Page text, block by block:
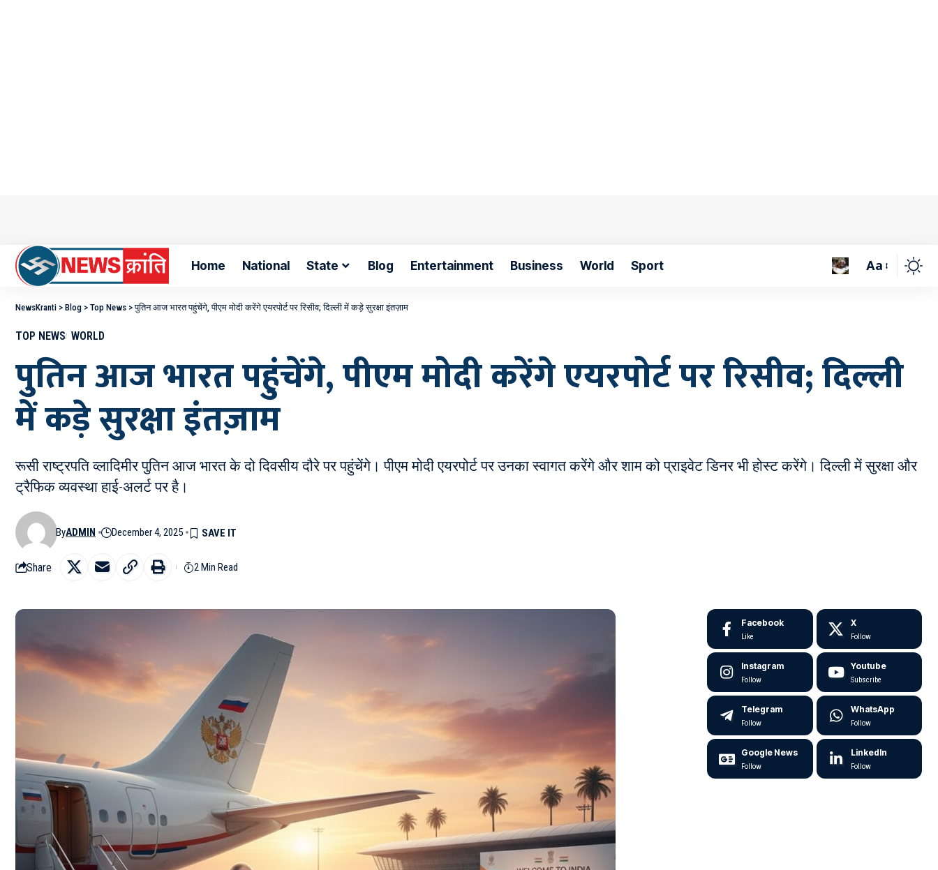
Home National State Blog Entertainment Business World Sport Aa
NewsKranti > Blog > Top News >पुतिन आज भारत पहुंचेंगे, पीएम मोदी करेंगे एयरपोर्ट पर रिसीव; दिल्ली में कड़े सुरक्षा इंतज़ाम
TOP NEWS WORLD
पुतिन आज भारत पहुंचेंगे, पीएम मोदी करेंगे एयरपोर्ट पर रिसीव; दिल्ली
में कड़े सुरक्षा इंतज़ाम
रूसी राष्ट्रपति व्लादिमीर पुतिन आज भारत के दो दिवसीय दौरे पर पहुंचेंगे। पीएम मोदी एयरपोर्ट पर उनका स्वागत करेंगे और शाम को प्राइवेट डिनर भी होस्ट करेंगे। दिल्ली में सुरक्षा और
ट्रैफिक व्यवस्था हाई-अलर्ट पर है।
ByADMIN December 4, 2025
Share 2 Min Read
Facebook
Like
X
Follow
Instagram
Follow
Youtube
Subscribe
Telegram
Follow
WhatsApp
Follow
Google News
Follow
LinkedIn
Follow